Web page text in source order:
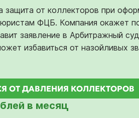
защита от коллекторов при
ФЦБ. Компания окажет
заявление в Арбитражный
избавиться от назойливых
ОТ ДАВЛЕНИЯ КОЛЛЕКТОРОВ
в месяц